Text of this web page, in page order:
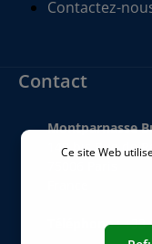
Contactez-
Contact
Montparnasse
140 bis Rue de
Téléphone:+33
Ce site Web